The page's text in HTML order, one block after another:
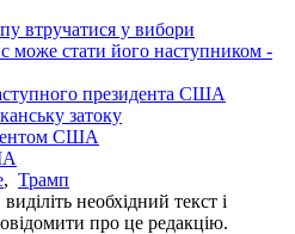
втручатися у вибори
може стати його наступником -
президента США
затоку
США
, Трамп
необхідний текст і
про це редакцію.